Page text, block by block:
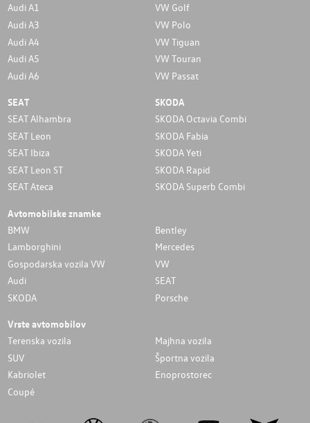
Audi A1
Audi A3
Audi A4
Audi A5
Audi A6
VW Golf
VW Polo
VW Tiguan
VW Touran
VW Passat
SEAT
SEAT Alhambra
SEAT Leon
SEAT Ibiza
SEAT Leon ST
SEAT Ateca
SKODA
SKODA Octavia Combi
SKODA Fabia
SKODA Yeti
SKODA Rapid
SKODA Superb Combi
Avtomobilske znamke
BMW
Bentley
Lamborghini
Mercedes
Gospodarska vozila VW
VW
Audi
SEAT
SKODA
Porsche
Vrste avtomobilov
Terenska vozila
Majhna vozila
SUV
Športna vozila
Kabriolet
Enoprostorec
Coupé